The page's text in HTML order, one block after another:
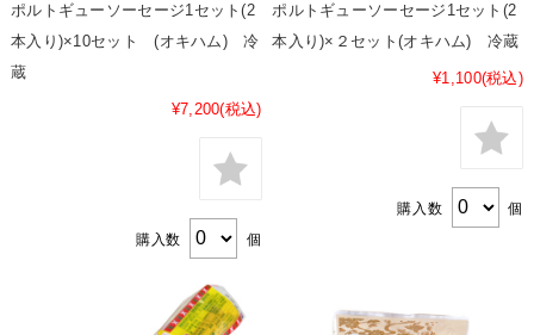
ポルトギューソーセージ1セット(2
本入り)×10セット (オキハム) 冷
蔵
¥7,200(税込)
購入数 個
ポルトギューソーセージ1セット(2
本入り)×２セット(オキハム) 冷蔵
¥1,100(税込)
購入数 個